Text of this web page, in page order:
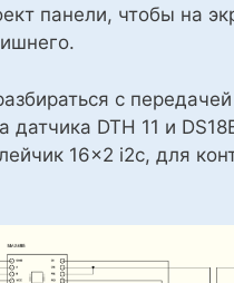
панели, чтобы на
с
датчика DTH 11 и
16×2 i2c, для